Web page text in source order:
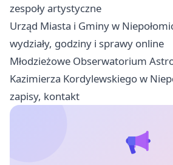
zespoły artystyczne
Urząd Miasta i Gminy w
wydziały, godziny i sprawy online
Młodzieżowe Obserwatorium
Kazimierza Kordylewskiego w
zapisy, kontakt